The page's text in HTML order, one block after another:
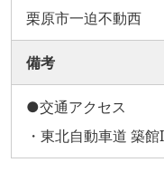
栗原市一迫不動西
備考
●交通アクセス
・東北自動車道 築